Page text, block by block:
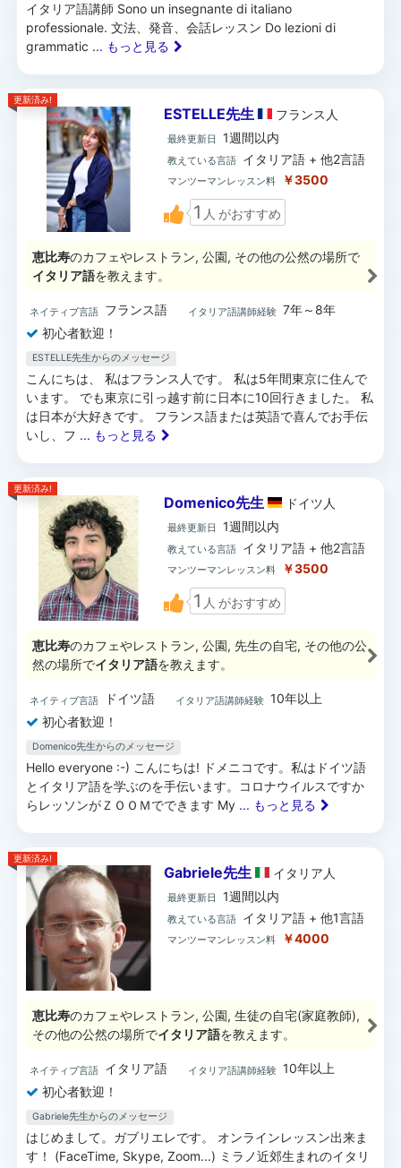
イタリア語講師 Sono un insegnante di italiano
professionale. 文法、発音、会話レッスン Do lezioni di
grammatic ... もっと見る
更新済み!
ESTELLE先生 フランス 人
最終更新日 1週間以内
教えている言語 イタリア語 + 他2言語
マンツーマンレッスン料 ￥3500
1 人 がおすすめ
恵比寿のカフェやレストラン, 公園, その他の公然の場所で
イタリア語を教えます。
ネイティブ言語 フランス語 イタリア語講師経験 7年～8年
初心者歓迎！
ESTELLE先生からのメッセージ
こんにちは、 私はフランス人です。 私は5年間東京に住んで
います。 でも東京に引っ越す前に日本に10回行きました。 私
は日本が大好きです。 フランス語または英語で喜んでお手伝
いし、フ ... もっと見る
更新済み!
Domenico先生 ドイツ 人
最終更新日 1週間以内
教えている言語 イタリア語 + 他2言語
マンツーマンレッスン料 ￥3500
1 人 がおすすめ
恵比寿のカフェやレストラン, 公園, 先生の自宅, その他の公
然の場所でイタリア語を教えます。
ネイティブ言語 ドイツ語 イタリア語講師経験 10年以上
初心者歓迎！
Domenico先生からのメッセージ
Hello everyone :-) こんにちは! ドメニコです。私はドイツ語
とイタリア語を学ぶのを手伝います。コロナウイルスですか
らレッソンがＺＯＯＭでできます My ... もっと見る
更新済み!
Gabriele先生 イタリア 人
最終更新日 1週間以内
教えている言語 イタリア語 + 他1言語
マンツーマンレッスン料 ￥4000
恵比寿のカフェやレストラン, 公園, 生徒の自宅(家庭教師),
その他の公然の場所でイタリア語を教えます。
ネイティブ言語 イタリア語 イタリア語講師経験 10年以上
初心者歓迎！
Gabriele先生からのメッセージ
はじめまして。ガブリエレです。 オンラインレッスン出来ま
す！ (FaceTime, Skype, Zoom...) ミラノ近郊生まれのイタリ